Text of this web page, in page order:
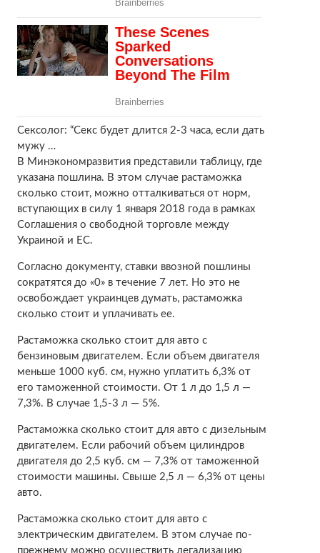
Сексолог: “Секс будет длится 2-3 часа, если дать
мужу …
В Минэкономразвития представили таблицу, где
указана пошлина. В этом случае растаможка
сколько стоит, можно отталкиваться от норм,
вступающих в силу 1 января 2018 года в рамках
Соглашения о свободной торговле между
Украиной и ЕС.
Согласно документу, ставки ввозной пошлины
сократятся до «0» в течение 7 лет. Но это не
освобождает украинцев думать, растаможка
сколько стоит и уплачивать ее.
Растаможка сколько стоит для авто с
бензиновым двигателем. Если объем двигателя
меньше 1000 куб. см, нужно уплатить 6,3% от
его таможенной стоимости. От 1 л до 1,5 л —
7,3%. В случае 1,5-3 л — 5%.
Растаможка сколько стоит для авто с дизельным
двигателем. Если рабочий объем цилиндров
двигателя до 2,5 куб. см — 7,3% от таможенной
стоимости машины. Свыше 2,5 л — 6,3% от цены
авто.
Растаможка сколько стоит для авто с
электрическим двигателем. В этом случае по-
прежнему можно осуществить легализацию